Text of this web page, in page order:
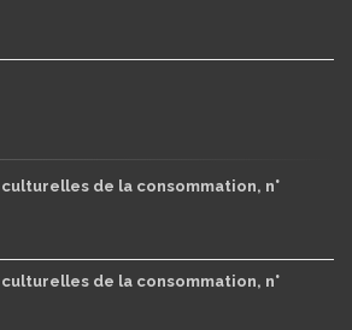
de la consommation, n°
de la consommation, n°